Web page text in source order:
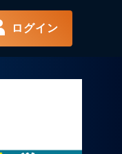
ログイン